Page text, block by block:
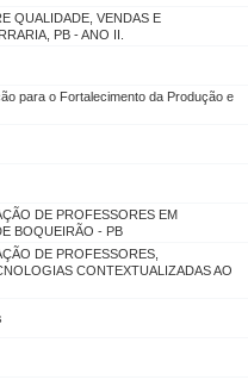
QUALIDADE, VENDAS E
PB - ANO II.
para o Fortalecimento da Produção e
DE PROFESSORES EM
BOQUEIRÃO - PB
DE PROFESSORES,
CONTEXTUALIZADAS AO